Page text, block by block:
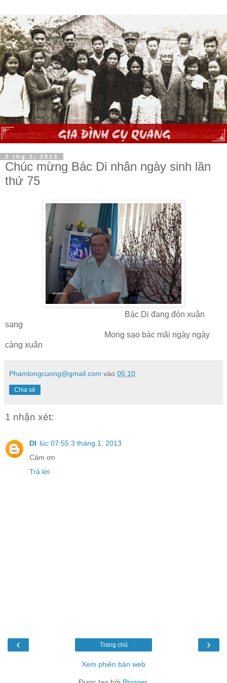
3 thg 1, 2013
Chúc mừng Bác Di nhân ngày sinh lần
thứ 75
Bác Di đang đón xuân
sang
Mong sao bác mãi ngày ngày
càng xuân
Phamlongcuong@gmail.com vào 05:10
Chia sẻ
1 nhận xét:
DI lúc 07:55 3 tháng 1, 2013
Cảm ơn
Trả lời
‹ ›
Trang chủ
Xem phiên bản web